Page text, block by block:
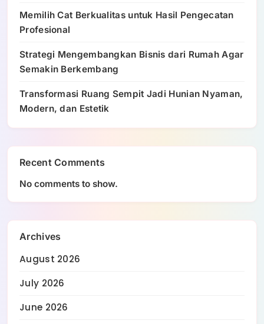
Memilih Cat Berkualitas untuk Hasil Pengecatan
Profesional
Strategi Mengembangkan Bisnis dari Rumah Agar
Semakin Berkembang
Transformasi Ruang Sempit Jadi Hunian Nyaman,
Modern, dan Estetik
Recent Comments
No comments to show.
Archives
August 2026
July 2026
June 2026